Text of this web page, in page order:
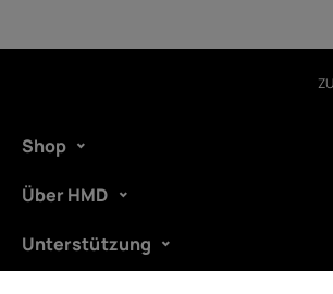
Shop
Über HMD
Unterstützung